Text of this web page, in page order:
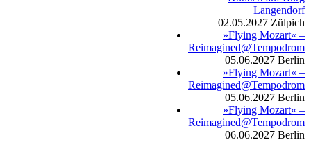
Langendorf
02.05.2027 Zülpich
»Flying Mozart« –
Reimagined@Tempodrom
05.06.2027 Berlin
»Flying Mozart« –
Reimagined@Tempodrom
05.06.2027 Berlin
»Flying Mozart« –
Reimagined@Tempodrom
06.06.2027 Berlin